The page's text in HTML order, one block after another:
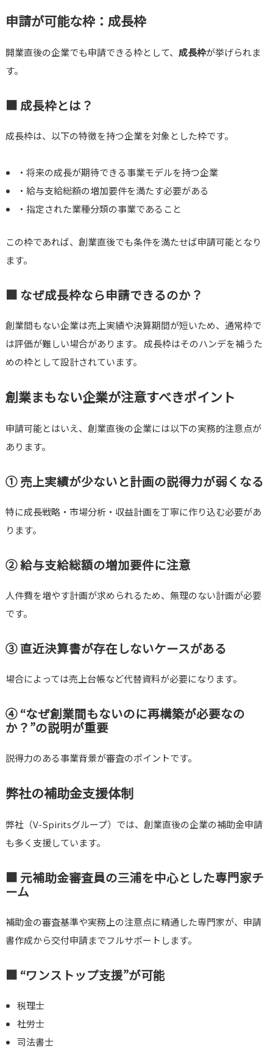
申請が可能な枠：成長枠
開業直後の企業でも申請できる枠として、 成長枠が挙げられま
す。
■ 成長枠とは？
成長枠は、以下の特徴を持つ企業を対象とした枠です。
・将来の成長が期待できる事業モデルを持つ企業
・給与支給総額の増加要件を満たす必要がある
・指定された業種分類の事業であること
この枠であれば、創業直後でも条件を満たせば申請可能となり
ます。
■ なぜ成長枠なら申請できるのか？
創業間もない企業は売上実績や決算期間が短いため、通常枠で
は評価が難しい場合があります。 成長枠はそのハンデを補うた
めの枠として設計されています。
創業まもない企業が注意すべきポイント
申請可能とはいえ、創業直後の企業には以下の実務的注意点が
あります。
① 売上実績が少ないと計画の説得力が弱くなる
特に成長戦略・市場分析・収益計画を丁寧に作り込む必要があ
ります。
② 給与支給総額の増加要件に注意
人件費を増やす計画が求められるため、無理のない計画が必要
です。
③ 直近決算書が存在しないケースがある
場合によっては売上台帳など代替資料が必要になります。
④ “なぜ創業間もないのに再構築が必要なの
か？”の説明が重要
説得力のある事業背景が審査のポイントです。
弊社の補助金支援体制
弊社（V-Spiritsグループ）では、創業直後の企業の補助金申請
も多く支援しています。
■ 元補助金審査員の三浦を中心とした専門家チ
ーム
補助金の審査基準や実務上の注意点に精通した専門家が、申請
書作成から交付申請までフルサポートします。
■ “ワンストップ支援”が可能
税理士
社労士
司法書士